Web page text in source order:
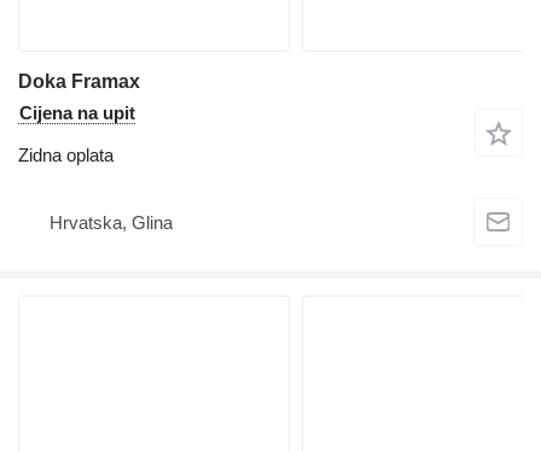
Doka Framax
Cijena na upit
Zidna oplata
Hrvatska, Glina